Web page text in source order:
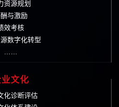
资源规划
与激励
效考核
数字化转型
文化
化诊断评估